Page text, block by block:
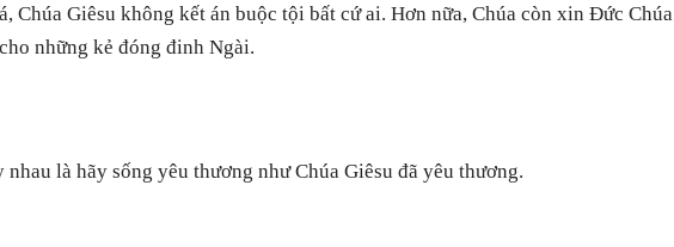
Chúa Giêsu không kết án buộc tội bất cứ ai. Hơn nữa, Chúa còn xin Đức Chúa
những kẻ đóng đinh Ngài.
là hãy sống yêu thương như Chúa Giêsu đã yêu thương.